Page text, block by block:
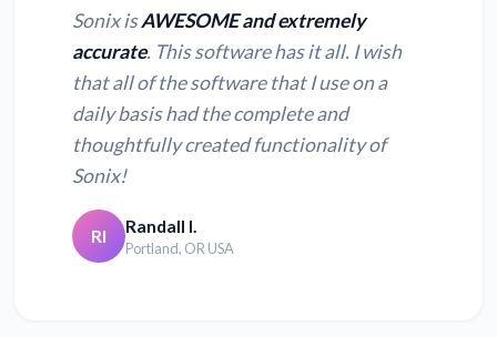
Sonix isAWESOME and extremely
accurate. This software has it all. I wish
that all of the software that I use on a
daily basis had the complete and
thoughtfully created functionality of
Sonix!
RI Randall I.
Portland, OR USA